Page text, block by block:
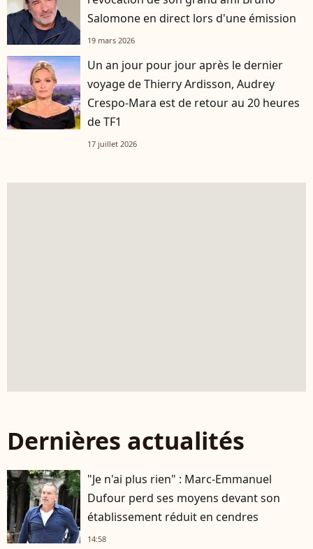
Salomone en direct lors d'une émission
19 mars 2026
Un an jour pour jour après le dernier
voyage de Thierry Ardisson, Audrey
Crespo-Mara est de retour au 20 heures
de TF1
17 juillet 2026
Dernières actualités
"Je n'ai plus rien" : Marc-Emmanuel
Dufour perd ses moyens devant son
établissement réduit en cendres
14:58